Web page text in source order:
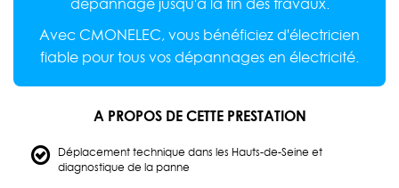
dépannage jusqu'à la fin des travaux.
Avec CMONELEC, vous bénéficiez d'électricien
fiable pour tous vos dépannages en électricité.
A PROPOS DE CETTE PRESTATION
Déplacement technique dans les Hauts-de-Seine et
diagnostique de la panne